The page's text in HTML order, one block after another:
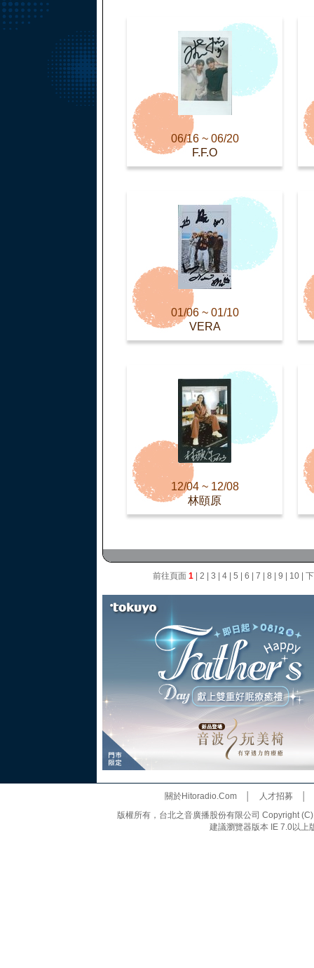
06/16 ~ 06/20
F.F.O
01/06 ~ 01/10
VERA
12/04 ~ 12/08
林頤原
前往頁面 1| 2 3 4| 5 6 7 8 9 10|
關於Hitoradio.Com│ 人才招募
版權所有，台北之音廣播股份有限公司 Copyright
建議瀏覽器版本 IE 7.0以上